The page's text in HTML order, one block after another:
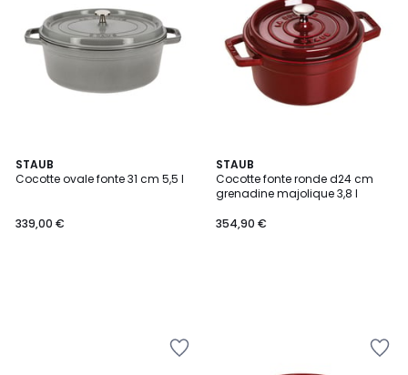
STAUB
Cocotte ovale fonte 31 cm 5,5 l
339,00 €
STAUB
Cocotte fonte ronde d24 cm
grenadine majolique 3,8 l
354,90 €